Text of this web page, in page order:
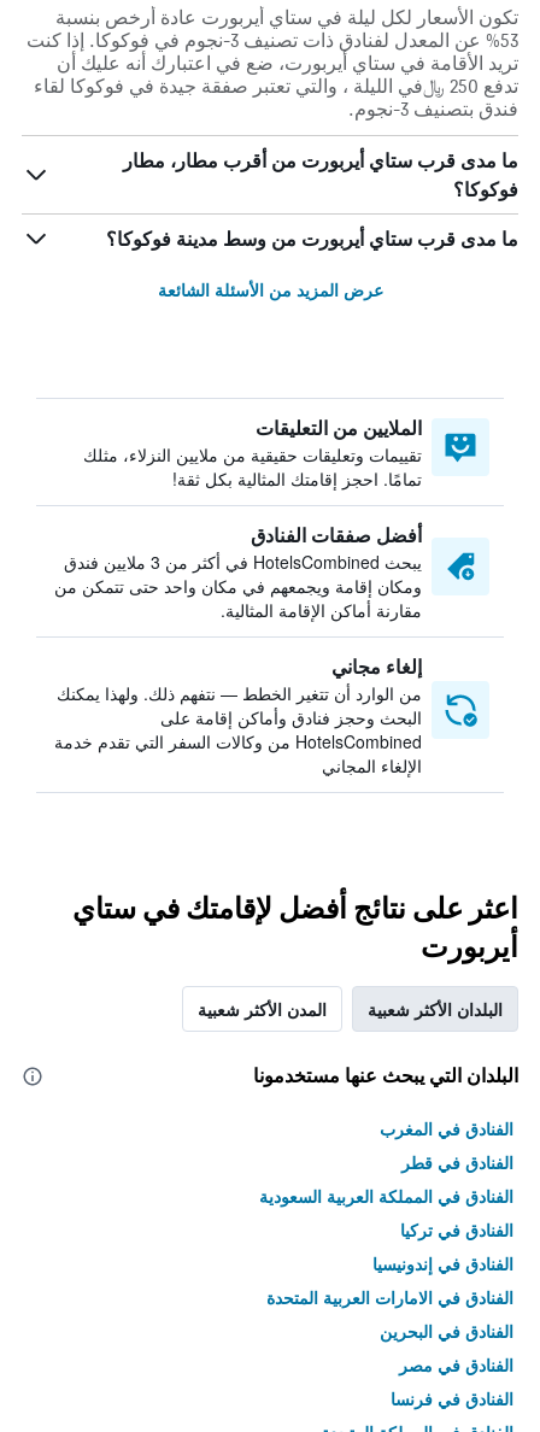
تكون الأسعار لكل ليلة في ستاي أيربورت عادة أرخص بنسبة
53% عن المعدل لفنادق ذات تصنيف 3-نجوم في فوكوكا. إذا كنت
تريد الأقامة في ستاي أيربورت، ضع في اعتبارك أنه عليك أن
تدفع 250 ﷼في الليلة ، والتي تعتبر صفقة جيدة في فوكوكا لقاء
فندق بتصنيف 3-نجوم.
ما مدى قرب ستاي أيربورت من أقرب مطار، مطار
فوكوكا؟
ما مدى قرب ستاي أيربورت من وسط مدينة فوكوكا؟
عرض المزيد من الأسئلة الشائعة
الملايين من التعليقات
تقييمات وتعليقات حقيقية من ملايين النزلاء، مثلك
تمامًا. احجز إقامتك المثالية بكل ثقة!
أفضل صفقات الفنادق
يبحث HotelsCombined في أكثر من 3 ملايين فندق
ومكان إقامة ويجمعهم في مكان واحد حتى تتمكن من
مقارنة أماكن الإقامة المثالية.
إلغاء مجاني
من الوارد أن تتغير الخطط — نتفهم ذلك. ولهذا يمكنك
البحث وحجز فنادق وأماكن إقامة على
HotelsCombined من وكالات السفر التي تقدم خدمة
الإلغاء المجاني
اعثر على نتائج أفضل لإقامتك في ستاي
أيربورت
البلدان الأكثر شعبية المدن الأكثر شعبية
البلدان التي يبحث عنها مستخدمونا
الفنادق في المغرب
الفنادق في قطر
الفنادق في المملكة العربية السعودية
الفنادق في تركيا
الفنادق في إندونيسيا
الفنادق في الامارات العربية المتحدة
الفنادق في البحرين
الفنادق في مصر
الفنادق في فرنسا